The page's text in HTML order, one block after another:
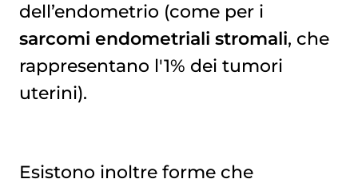
dell’endometrio (come per i
sarcomi endometriali stromali, che
rappresentano l'1% dei tumori
uterini).
Esistono inoltre forme che